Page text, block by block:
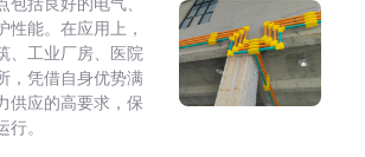
包括良好的电气、
性能。在应用上，
、工业厂房、医院
，凭借自身优势满
供应的高要求，保
行。